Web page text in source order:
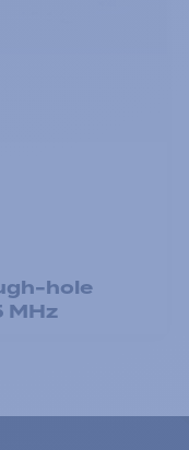
hole
MHz